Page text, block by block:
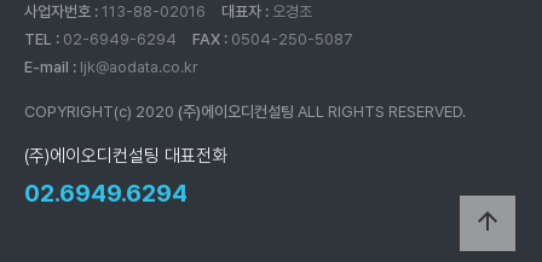
사업자번호 : 113-88-02016 대표자 : 오경조
TEL : 02-6949-6294 FAX : 0504-250-5087
E-mail : ljk@aodata.co.kr
COPYRIGHT(c) 2020 (주)에이오디컨설팅 ALL RIGHTS RESERVED.
(주)에이오디컨설팅 대표전화
02.6949.6294
arrow_upward